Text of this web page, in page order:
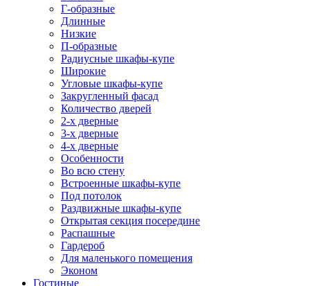
Г-образные
Длинные
Низкие
П-образные
Радиусные шкафы-купе
Широкие
Угловые шкафы-купе
Закругленный фасад
Количество дверей
2-х дверные
3-х дверные
4-х дверные
Особенности
Во всю стену
Встроенные шкафы-купе
Под потолок
Раздвижные шкафы-купе
Открытая секция посередине
Распашные
Гардероб
Для маленького помещения
Эконом
Гостиные